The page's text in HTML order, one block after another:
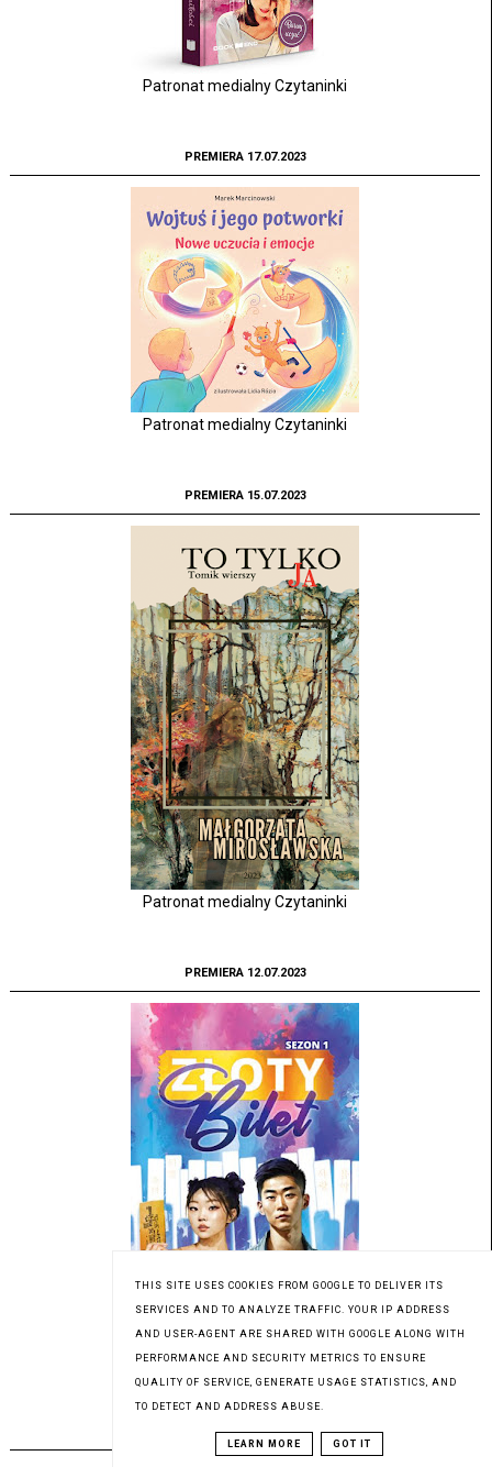
Patronat medialny Czytaninki
PREMIERA 17.07.2023
Patronat medialny Czytaninki
PREMIERA 15.07.2023
Patronat medialny Czytaninki
PREMIERA 12.07.2023
Patronat medialny Czytaninki
PREMIERA 19.06.2023
THIS SITE USES COOKIES FROM GOOGLE TO DELIVER ITS
SERVICES AND TO ANALYZE TRAFFIC. YOUR IP ADDRESS
AND USER-AGENT ARE SHARED WITH GOOGLE ALONG WITH
PERFORMANCE AND SECURITY METRICS TO ENSURE
QUALITY OF SERVICE, GENERATE USAGE STATISTICS, AND
TO DETECT AND ADDRESS ABUSE.
LEARN MORE GOT IT